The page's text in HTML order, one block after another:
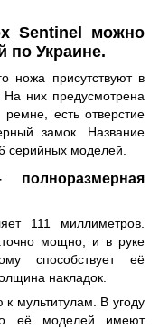
Sentinel можно
по Украине.
ножа присутствуют в
На них предусмотрена
есть отверстие
замок. Название
серийных моделей.
111 миллиметров.
мощно, и в руке
способствует её
накладок.
мультитулам. В угоду
её моделей имеют